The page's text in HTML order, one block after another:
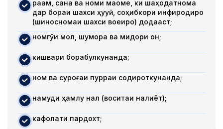
рақам, сана ва номи мақоме, ки шаҳодатнома
дар бораи шахси ҳуқуқӣ, соҳибкори инфиродиро
(шиносномаи шахси воқеиро) додааст;
номгӯи мол, шумора ва миқдори он;
кишвари борқабулкунанда;
ном ва суроғаи пурраи содироткунанда;
намуди ҳамлу нақл (воситаи нақлиёт);
кафолати пардохт;